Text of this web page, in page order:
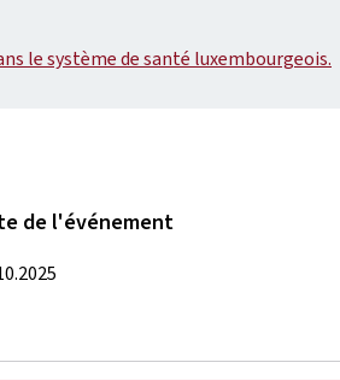
le système de santé luxembourgeois.
de l'événement